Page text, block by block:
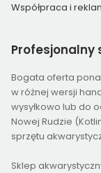
Współpraca i
Profesjonalny
Bogata oferta
w różnej wersji
wysyłkowo lub do
Nowej Rudzie
sprzętu
Sklep